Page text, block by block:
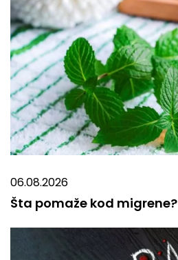
06.08.2026
Šta pomaže kod migrene?